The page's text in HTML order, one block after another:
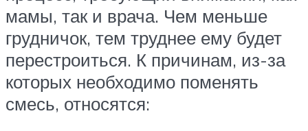
мамы, так и врача. Чем меньше
грудничок, тем труднее ему будет
перестроиться. К причинам, из-за
которых необходимо поменять
смесь, относятся: